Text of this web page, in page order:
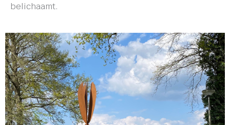
belichaamt.